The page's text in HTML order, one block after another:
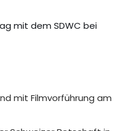
mit dem SDWC bei
mit Filmvorführung am